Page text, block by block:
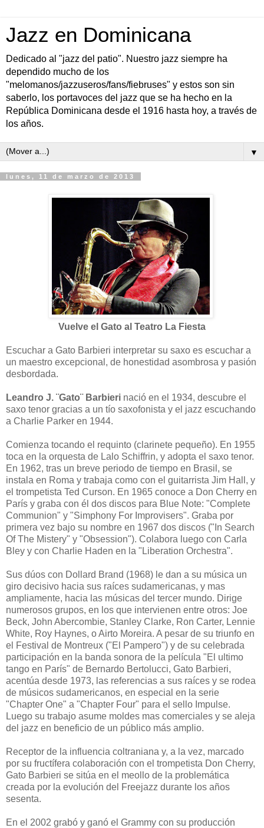
Jazz en Dominicana
Dedicado al "jazz del patio". Nuestro jazz siempre ha
dependido mucho de los
"melomanos/jazzuseros/fans/fiebruses" y estos son sin
saberlo, los portavoces del jazz que se ha hecho en la
República Dominicana desde el 1916 hasta hoy, a través de
los años.
▼
lunes, 11 de marzo de 2013
Vuelve el Gato al Teatro La Fiesta
Escuchar a Gato Barbieri interpretar su saxo es escuchar a
un maestro excepcional, de honestidad asombrosa y pasión
desbordada.
Leandro J. ¨Gato¨ Barbieri nació en el 1934, descubre el
saxo tenor gracias a un tío saxofonista y el jazz escuchando
a Charlie Parker en 1944.
Comienza tocando el requinto (clarinete pequeño). En 1955
toca en la orquesta de Lalo Schiffrin, y adopta el saxo tenor.
En 1962, tras un breve periodo de tiempo en Brasil, se
instala en Roma y trabaja como con el guitarrista Jim Hall, y
el trompetista Ted Curson. En 1965 conoce a Don Cherry en
París y graba con él dos discos para Blue Note: "Complete
Communion" y "Simphony For Improvisers". Graba por
primera vez bajo su nombre en 1967 dos discos ("In Search
Of The Mistery" y "Obsession"). Colabora luego con Carla
Bley y con Charlie Haden en la "Liberation Orchestra".
Sus dúos con Dollard Brand (1968) le dan a su música un
giro decisivo hacia sus raíces sudamericanas, y mas
ampliamente, hacia las músicas del tercer mundo. Dirige
numerosos grupos, en los que intervienen entre otros: Joe
Beck, John Abercombie, Stanley Clarke, Ron Carter, Lennie
White, Roy Haynes, o Airto Moreira. A pesar de su triunfo en
el Festival de Montreux ("El Pampero") y de su celebrada
participación en la banda sonora de la película "El ultimo
tango en París" de Bernardo Bertolucci, Gato Barbieri,
acentúa desde 1973, las referencias a sus raíces y se rodea
de músicos sudamericanos, en especial en la serie
"Chapter One" a "Chapter Four" para el sello Impulse.
Luego su trabajo asume moldes mas comerciales y se aleja
del jazz en beneficio de un público más amplio.
Receptor de la influencia coltraniana y, a la vez, marcado
por su fructífera colaboración con el trompetista Don Cherry,
Gato Barbieri se sitúa en el meollo de la problemática
creada por la evolución del Freejazz durante los años
sesenta.
En el 2002 grabó y ganó el Grammy con su producción